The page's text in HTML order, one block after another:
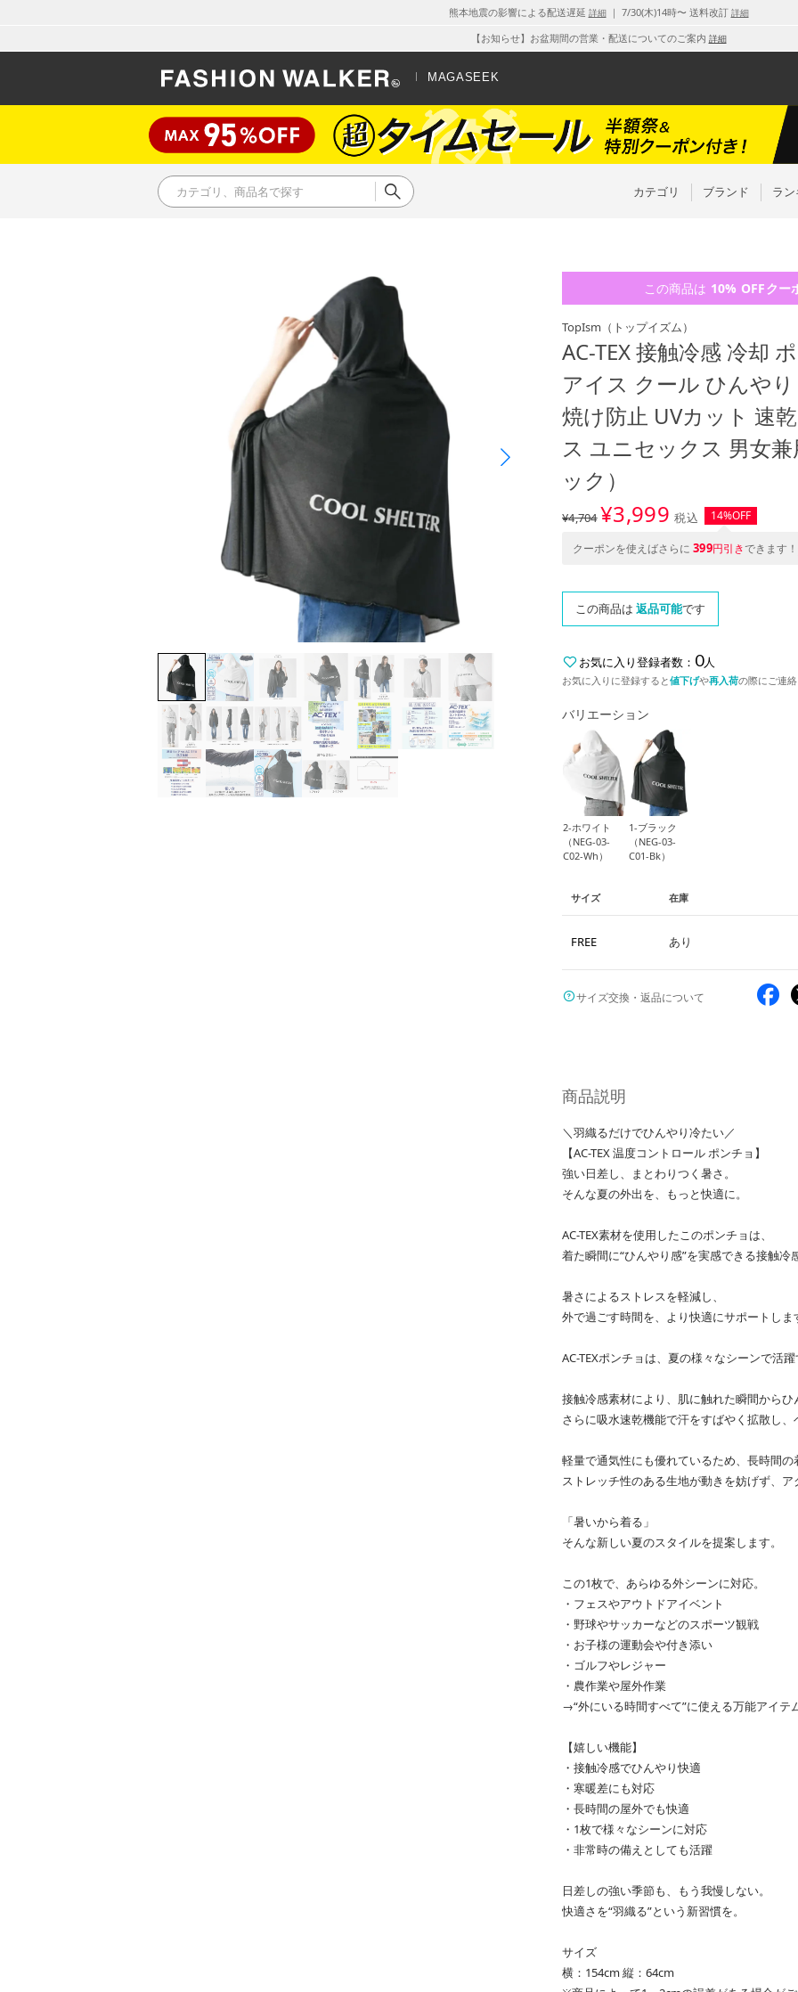
熊本地震の影響による配送遅延 詳細｜ 7/30(木)14時〜 送料改訂 詳細
【お知らせ】お盆期間の営業・配送についてのご案内 詳細
MAGASEEK
カテゴリ ブランド ラ
この商品は 10% OFFクー
TopIsm （トップイズム）
AC-TEX 接触冷感 冷却
アイス クール ひんや
焼け防止 UVカット 速
ス ユニセックス 男女
ック）
¥4,704¥3,999 税込 14%OFF
クーポンを使えばさらに 399円引きできます！
この商品は 返品可能です
お気に入り登録者数： 0人
お気に入りに登録すると値下げや再入荷の際にご連
バリエーション
2-ホワイト
（NEG-03-
C02-Wh）
1-ブラック
（NEG-03-
C01-Bk）
サイズ 在庫
FREE あり
サイズ交換・返品について
商品説明
＼羽織るだけでひんやり冷たい／
【AC-TEX 温度コントロール ポンチョ】
強い日差し、まとわりつく暑さ。
そんな夏の外出を、もっと快適に。
AC-TEX素材を使用したこのポンチョは、
着た瞬間に“ひんやり感”を実感できる接触冷
暑さによるストレスを軽減し、
外で過ごす時間を、より快適にサポートしま
AC-TEXポンチョは、夏の様々なシーンで活躍
接触冷感素材により、肌に触れた瞬間からひ
さらに吸水速乾機能で汗をすばやく拡散し、
軽量で通気性にも優れているため、長時間の
ストレッチ性のある生地が動きを妨げず、ア
「暑いから着る」
そんな新しい夏のスタイルを提案します。
この1枚で、あらゆる外シーンに対応。
・フェスやアウトドアイベント
・野球やサッカーなどのスポーツ観戦
・お子様の運動会や付き添い
・ゴルフやレジャー
・農作業や屋外作業
→“外にいる時間すべて”に使える万能アイテ
【嬉しい機能】
・接触冷感でひんやり快適
・寒暖差にも対応
・長時間の屋外でも快適
・1枚で様々なシーンに対応
・非常時の備えとしても活躍
日差しの強い季節も、もう我慢しない。
快適さを“羽織る”という新習慣を。
サイズ
横：154cm 縦：64cm